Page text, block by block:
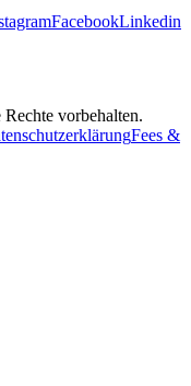
FacebookLinkedin
vorbehalten.
Fees &